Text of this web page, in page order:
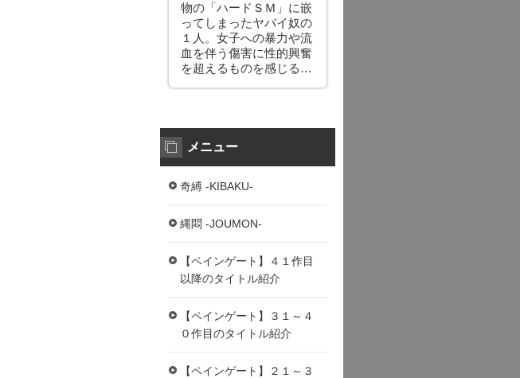
物の「ハードＳＭ」に嵌
ってしまったヤバイ奴の
１人。女子への暴力や流
血を伴う傷害に性的興奮
を超えるものを感じる…
メニュー
奇縛 -KIBAKU-
縄悶 -JOUMON-
【ペインゲート】４１作目
以降のタイトル紹介
【ペインゲート】３１～４
０作目のタイトル紹介
【ペインゲート】２１～３